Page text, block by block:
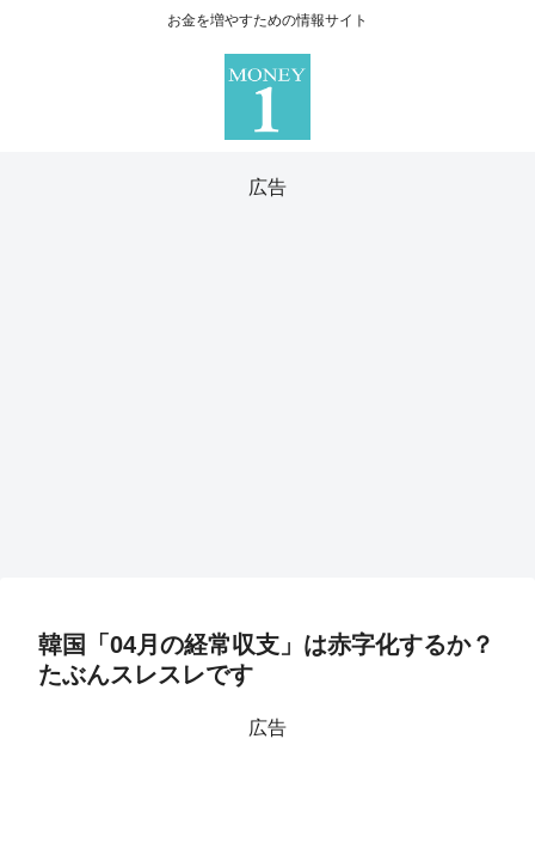
お金を増やすための情報サイト
広告
韓国「04月の経常収支」は赤字化するか？
たぶんスレスレです
広告